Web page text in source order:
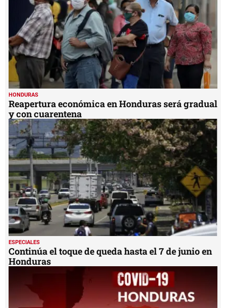
HONDURAS
Reapertura económica en Honduras será gradual
y con cuarentena
ESPECIALES
Continúa el toque de queda hasta el 7 de junio en
Honduras